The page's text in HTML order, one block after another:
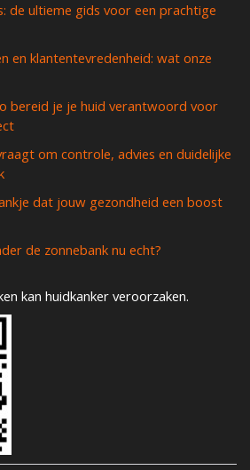
de ultieme gids voor een prachtige
en klantentevredenheid: wat onze
bereid je je huid verantwoord voor
om controle, advies en duidelijke
dat jouw gezondheid een boost
de zonnebank nu echt?
kan huidkanker veroorzaken.